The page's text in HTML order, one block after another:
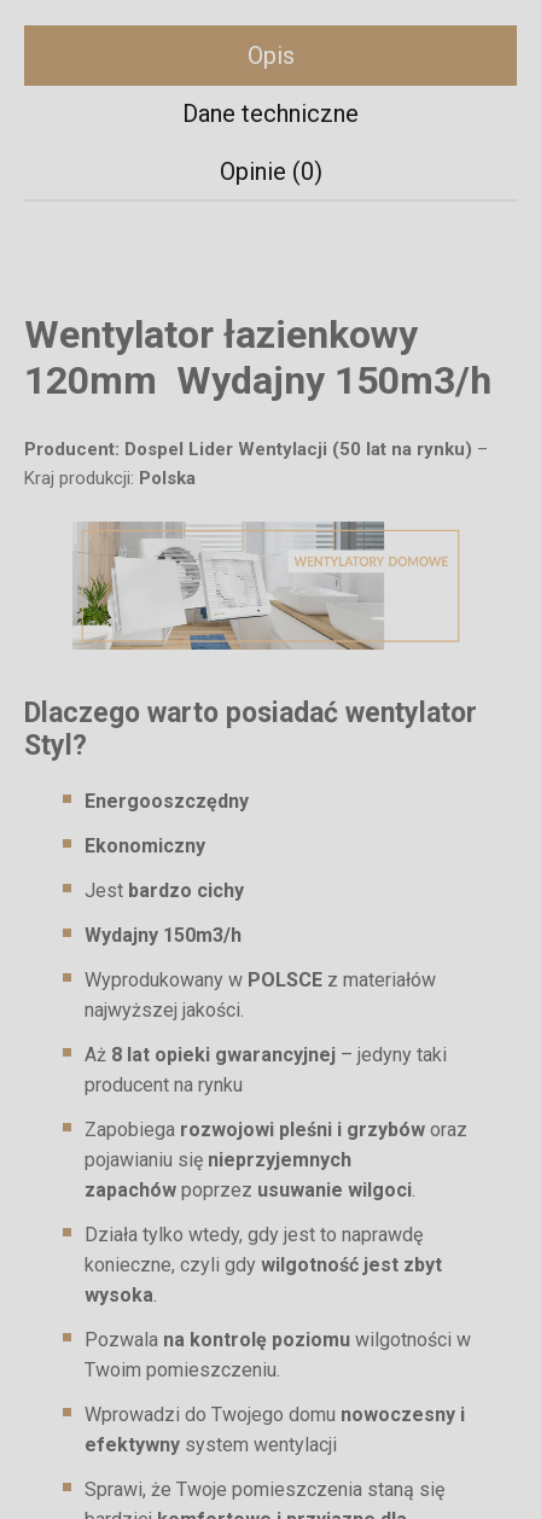
Opis
Dane techniczne
Opinie (0)
Wentylator łazienkowy
120mm Wydajny 150m3/h
Producent: Dospel Lider Wentylacji (50 lat na rynku) –
Kraj produkcji: Polska
Dlaczego warto posiadać wentylator
Styl?
Energooszczędny
Ekonomiczny
Jest bardzo cichy
Wydajny 150m3/h
Wyprodukowany w POLSCE z materiałów
najwyższej jakości.
Aż 8 lat opieki gwarancyjnej – jedyny taki
producent na rynku
Zapobiega rozwojowi pleśni i grzybów oraz
pojawianiu się nieprzyjemnych
zapachów poprzez usuwanie wilgoci.
Działa tylko wtedy, gdy jest to naprawdę
konieczne, czyli gdy wilgotność jest zbyt
wysoka.
Pozwala na kontrolę poziomu wilgotności w
Twoim pomieszczeniu.
Wprowadzi do Twojego domu nowoczesny i
efektywny system wentylacji
Sprawi, że Twoje pomieszczenia staną się